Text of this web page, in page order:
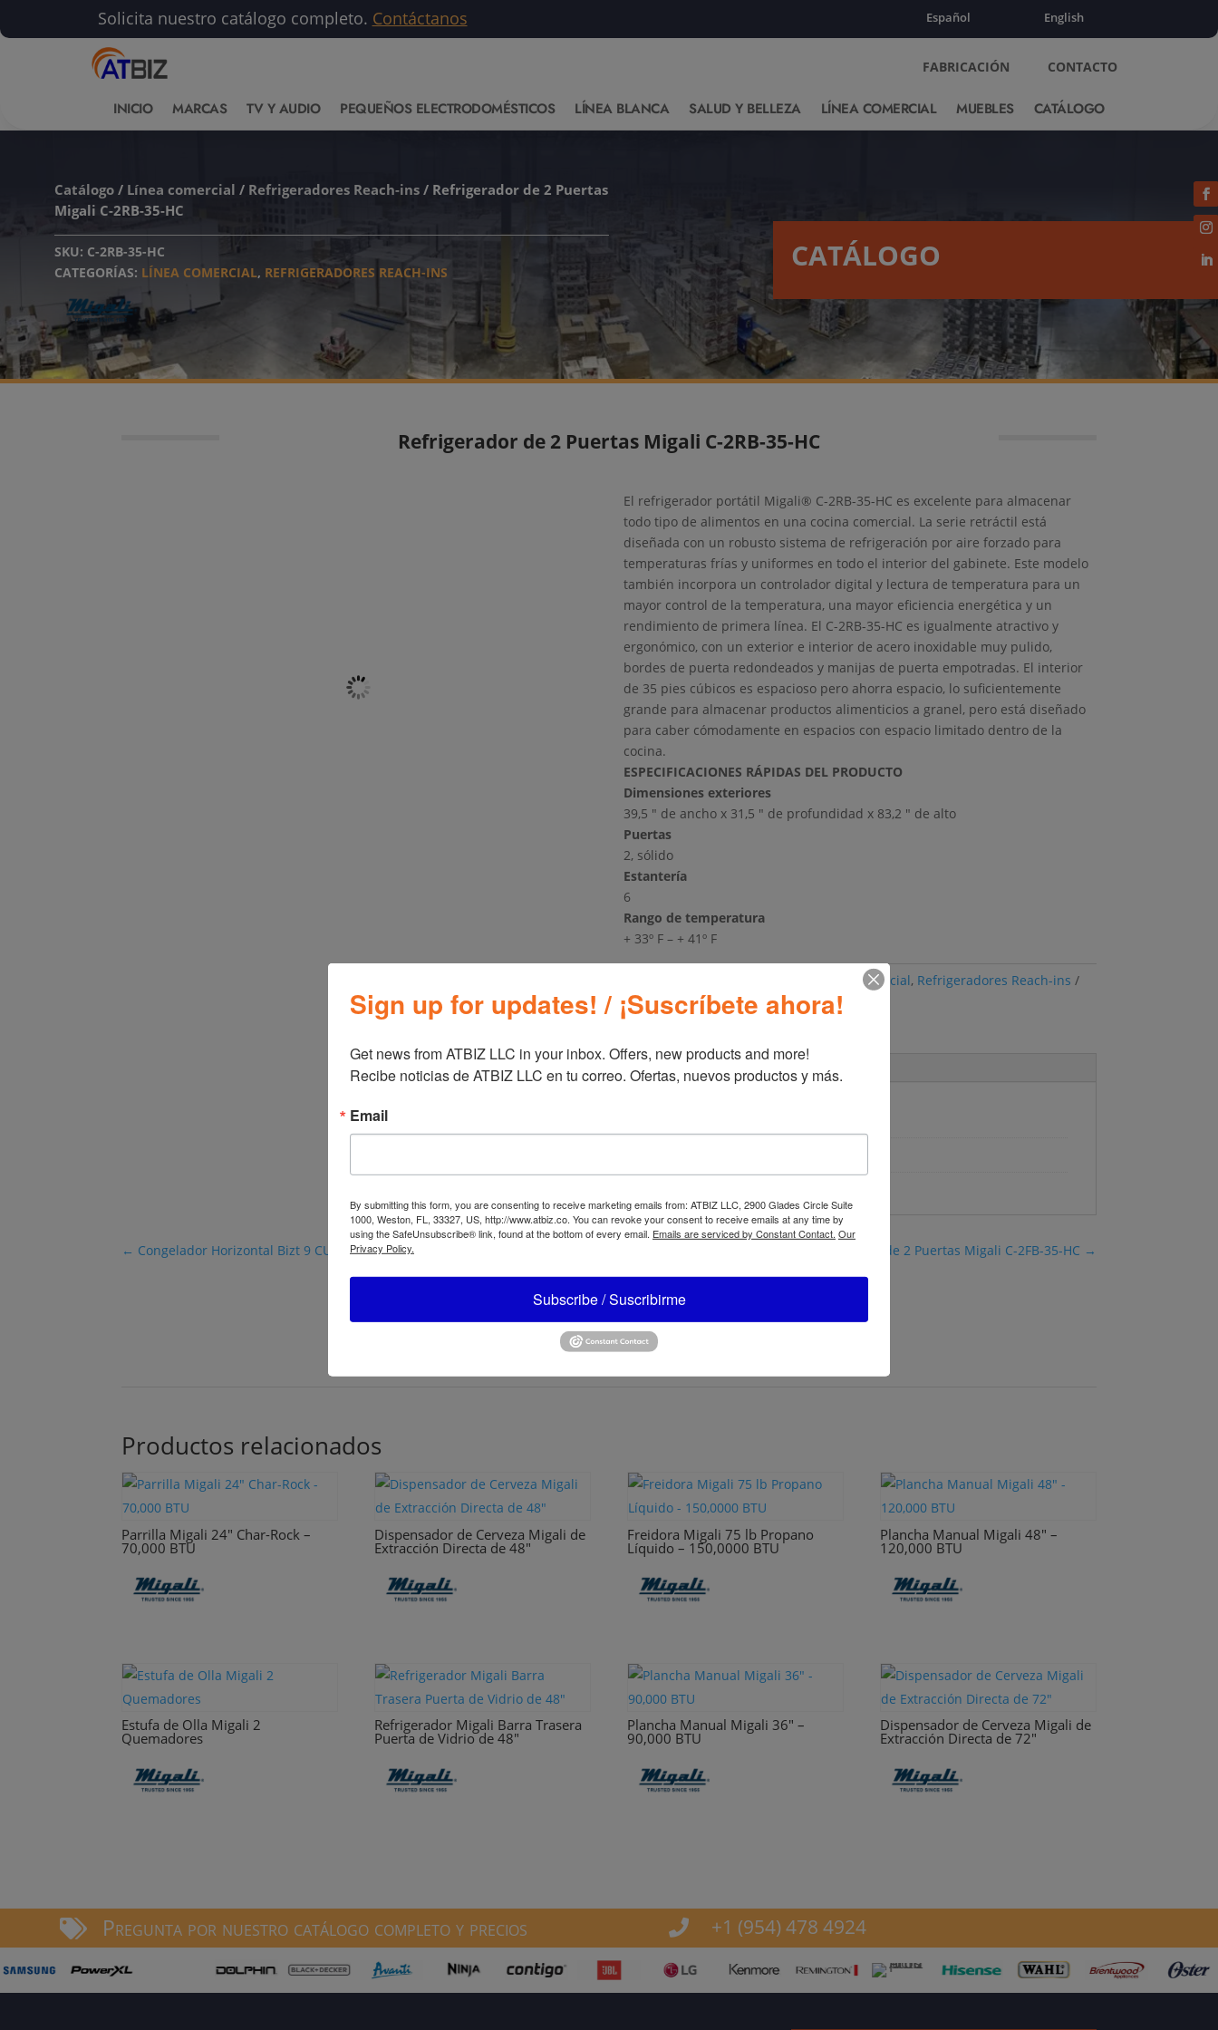
Solicita nuestro catálogo completo. Contáctanos Español English
FABRICACIÓN CONTACTO
INICIO MARCAS TV Y AUDIO PEQUEÑOS ELECTRODOMÉSTICOS LÍNEA BLANCA SALUD Y BELLEZA LÍNEA COMERCIAL MUEBLES CATÁLOGO
Catálogo / Línea comercial / Refrigeradores Reach-ins / Refrigerador de 2 Puertas
Migali C-2RB-35-HC
SKU: C-2RB-35-HC
CATEGORÍAS: LÍNEA COMERCIAL, REFRIGERADORES REACH-INS CATÁLOGO
Refrigerador de 2 Puertas Migali C-2RB-35-HC
El refrigerador portátil Migali® C-2RB-35-HC es excelente para almacenar
todo tipo de alimentos en una cocina comercial. La serie retráctil está
diseñada con un robusto sistema de refrigeración por aire forzado para
temperaturas frías y uniformes en todo el interior del gabinete. Este modelo
también incorpora un controlador digital y lectura de temperatura para un
mayor control de la temperatura, una mayor eficiencia energética y un
rendimiento de primera línea. El C-2RB-35-HC es igualmente atractivo y
ergonómico, con un exterior e interior de acero inoxidable muy pulido,
bordes de puerta redondeados y manijas de puerta empotradas. El interior
de 35 pies cúbicos es espacioso pero ahorra espacio, lo suficientemente
grande para almacenar productos alimenticios a granel, pero está diseñado
para caber cómodamente en espacios con espacio limitado dentro de la
cocina.
ESPECIFICACIONES RÁPIDAS DEL PRODUCTO
Dimensiones exteriores
39,5 ″ de ancho x 31,5 ″ de profundidad x 83,2 ″ de alto
Puertas
2, sólido
Estantería
6
Rango de temperatura
+ 33º F – + 41º F
Línea comercial, Refrigeradores Reach-ins
Información adicional
← Congelador Horizontal Bizt 9 CU.FT. BFH9WW1D Congelador de 2 Puertas Migali C-2FB-35-HC →
Productos relacionados
Parrilla Migali 24″ Char-Rock –
70,000 BTU
Dispensador de Cerveza Migali de
Extracción Directa de 48″
Freidora Migali 75 lb Propano
Líquido – 150,0000 BTU
Plancha Manual Migali 48″ –
120,000 BTU
Estufa de Olla Migali 2
Quemadores
Refrigerador Migali Barra Trasera
Puerta de Vidrio de 48″
Plancha Manual Migali 36″ –
90,000 BTU
Dispensador de Cerveza Migali de
Extracción Directa de 72″
 Pregunta por nuestro catálogo completo y precios  +1 (954) 478 4924
Sign up for updates! / ¡Suscríbete ahora!
Get news from ATBIZ LLC in your inbox. Offers, new products and more!
Recibe noticias de ATBIZ LLC en tu correo. Ofertas, nuevos productos y más.
Email
By submitting this form, you are consenting to receive marketing emails from: ATBIZ LLC, 2900 Glades Circle Suite
1000, Weston, FL, 33327, US, http://www.atbiz.co. You can revoke your consent to receive emails at any time by
using the SafeUnsubscribe® link, found at the bottom of every email. Emails are serviced by Constant Contact. Our
Privacy Policy.
Subscribe / Suscribirme